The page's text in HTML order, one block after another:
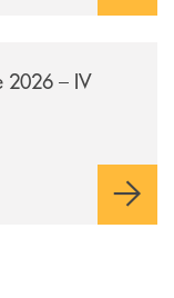
2026 – IV